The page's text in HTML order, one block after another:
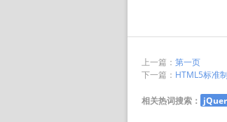
上一篇： 第一页
下一篇： HTML5标准
相关热词搜索：